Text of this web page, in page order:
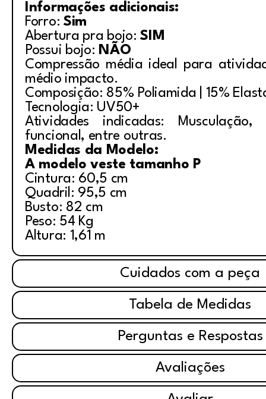
Informações adicionais:
Forro: Sim
Abertura pra bojo:SIM
Possui bojo: NÃO
Compressão média ideal para
médio impacto.
Composição: 85% Poliamida | 15%
Tecnologia: UV50+
Atividades indicadas:
funcional, entre outras.
Medidas da Modelo:
A modelo veste tamanho P
Cintura: 60,5 cm
Quadril: 95,5 cm
Busto: 82 cm
Peso: 54 Kg
Altura: 1,61 m
Cuidados com a peça
Tabela de Medidas
Perguntas e Respostas
Avaliações